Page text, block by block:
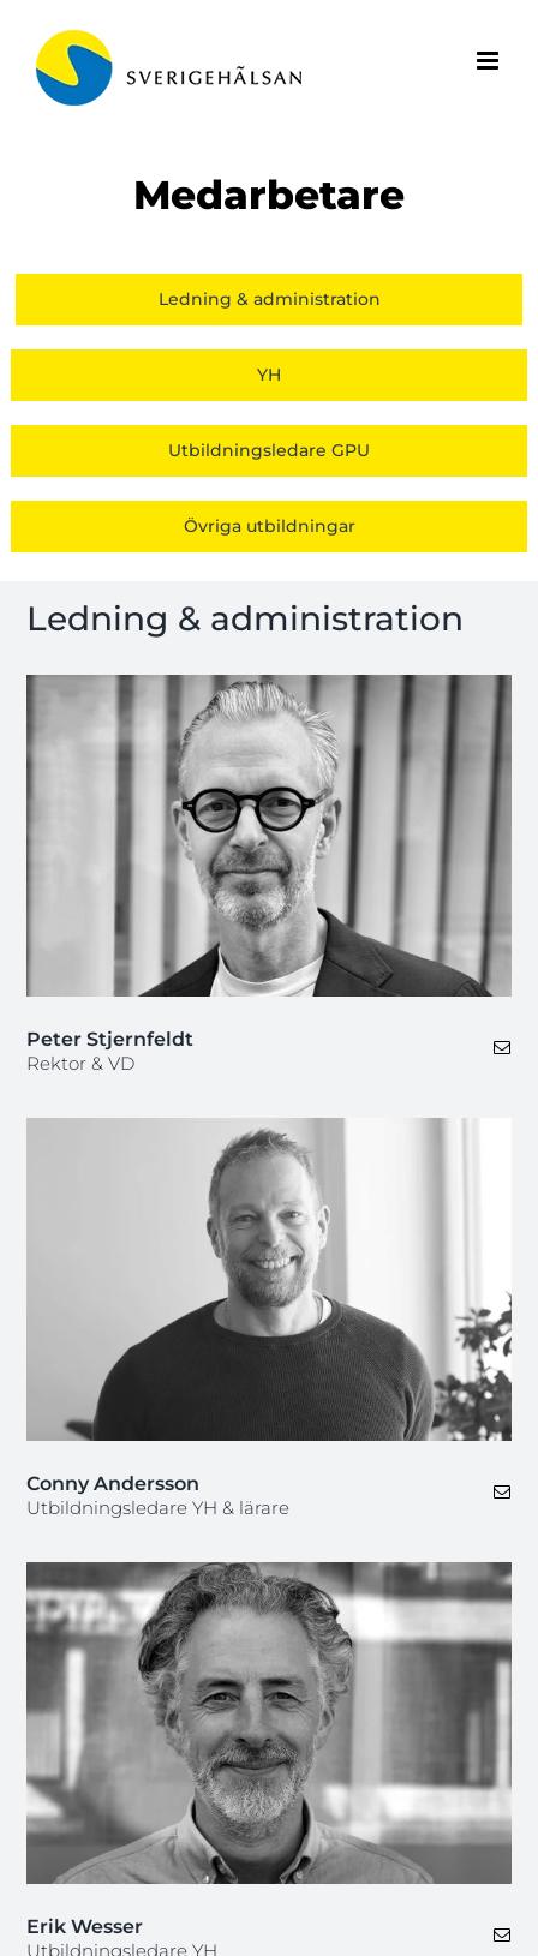
innehållet
Medarbetare
Ledning & administration
YH
Utbildningsledare GPU
Övriga utbildningar
Ledning & administration
Peter Stjernfeldt
Rektor & VD
Conny Andersson
Utbildningsledare YH & lärare
Erik Wesser
Utbildningsledare YH